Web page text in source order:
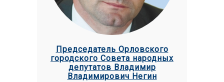
Председатель Орловского
городского Совета народных
депутатов Владимир
Владимирович Негин